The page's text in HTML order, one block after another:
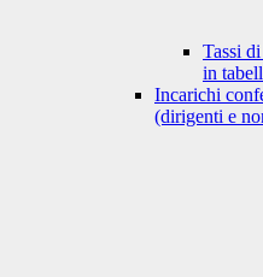
Tassi
in
Incarichi
(dirigenti e